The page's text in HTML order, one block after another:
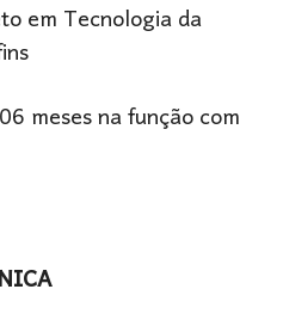
em Tecnologia da
meses na função com